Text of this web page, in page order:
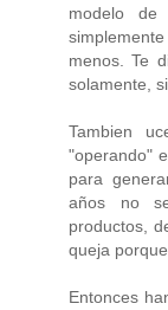
modelo
menos. Te
solamente,
Tambien
"operando"
para
años no
productos,
queja
Entonces